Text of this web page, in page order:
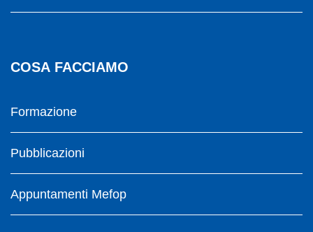
COSA FACCIAMO
Formazione
Pubblicazioni
Appuntamenti Mefop